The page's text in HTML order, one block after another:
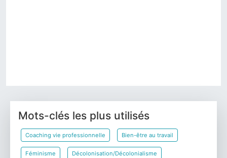
Mots-clés les plus utilisés
Coaching vie professionnelle Bien-être au travail
Féminisme Décolonisation/Décolonialisme